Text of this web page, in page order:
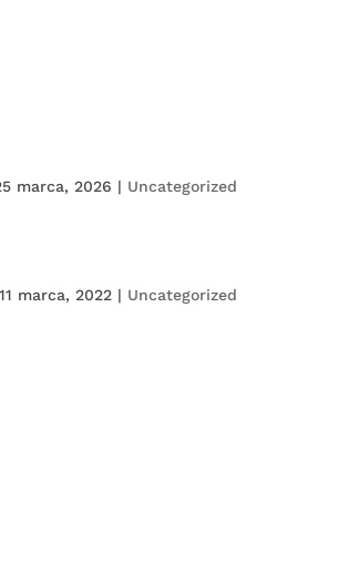
marca, 2026 | Uncategorized
marca, 2022 | Uncategorized